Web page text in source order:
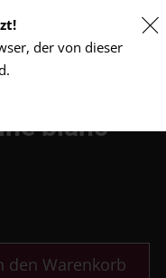
blanc
den Warenkorb
der von dieser